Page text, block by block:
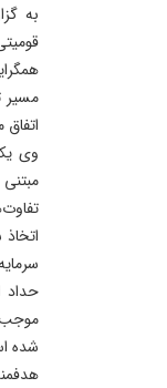
به
مسیر
وی
حداد
موجب
شده